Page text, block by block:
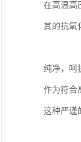
在高温高
其的抗氧
纯净，呵
作为符合
这种严谨